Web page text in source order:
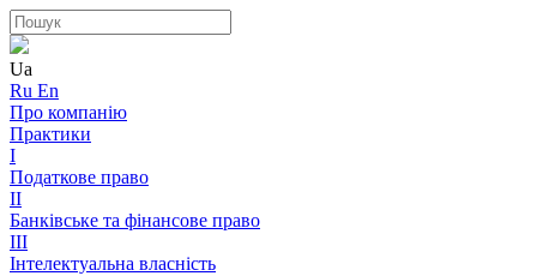
Ua
Ru En
Про компанію
Практики
I
Податкове право
II
Банківське та фінансове право
III
Інтелектуальна власність